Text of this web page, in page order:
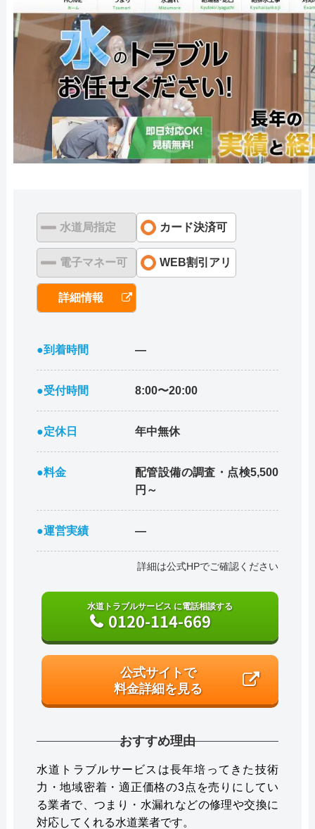
水道局指定 カード決済可
電子マネー可 WEB割引アリ
詳細情報
●到着時間 ―
●受付時間 8:00〜20:00
●定休日 年中無休
●料金
配管設備の調査・点検5,500
円～
●運営実績 ―
詳細は公式HPでご確認ください
水道トラブルサービス に電話相談する
0120-114-669
公式サイトで
料金詳細を見る
おすすめ理由
水道トラブルサービスは長年培ってきた技術
力・地域密着・適正価格の3点を売りにしてい
る業者で、つまり・水漏れなどの修理や交換に
対応してくれる水道業者です。